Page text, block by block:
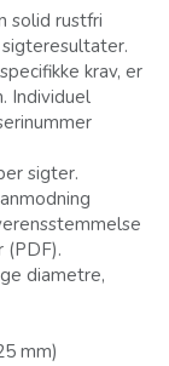
solid rustfri
krav, er
Individuel
sigter.
(PDF).
diametre,
mm)